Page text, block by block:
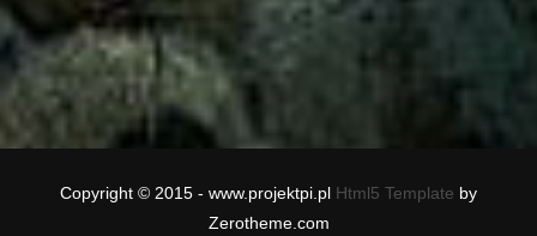
Copyright © 2015 - www.projektpi.pl Html5 Template by
Zerotheme.com